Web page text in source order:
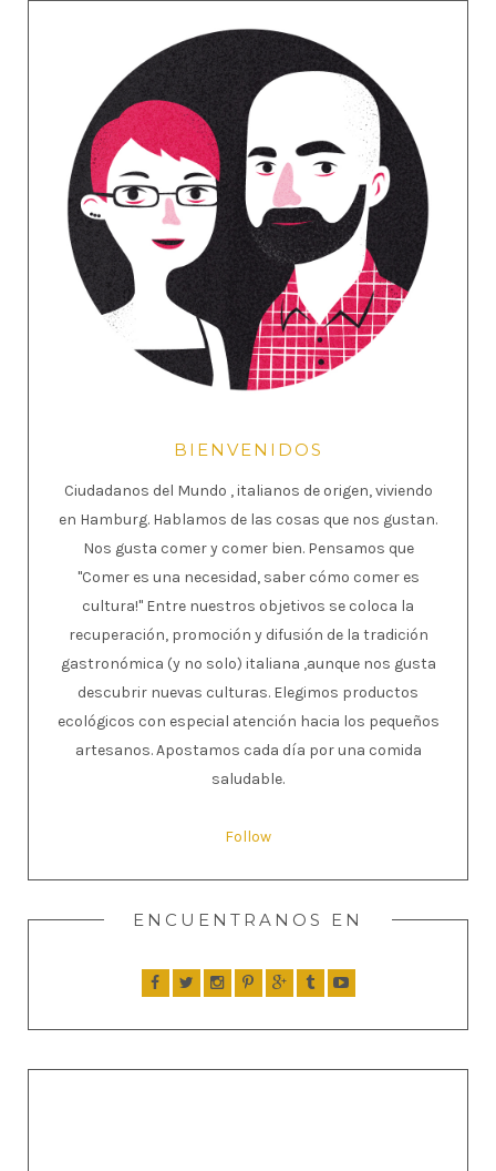
BIENVENIDOS
Ciudadanos del Mundo , italianos de origen, viviendo
en Hamburg. Hablamos de las cosas que nos gustan.
Nos gusta comer y comer bien. Pensamos que
"Comer es una necesidad, saber cómo comer es
cultura!" Entre nuestros objetivos se coloca la
recuperación, promoción y difusión de la tradición
gastronómica (y no solo) italiana ,aunque nos gusta
descubrir nuevas culturas. Elegimos productos
ecológicos con especial atención hacia los pequeños
artesanos. Apostamos cada día por una comida
saludable.
Follow
ENCUENTRANOS EN